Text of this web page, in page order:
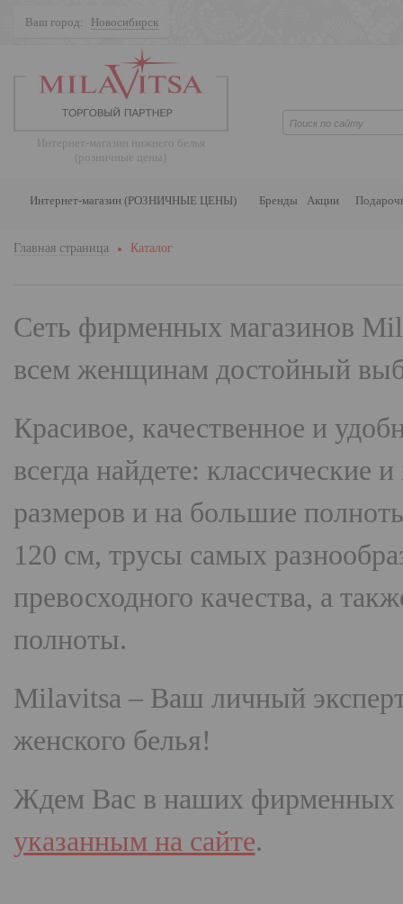
Ваш город: Новосибирск
Интернет-магазин нижнего белья
(розничные цены)
Интернет-магазин (РОЗНИЧНЫЕ ЦЕНЫ) Бренды Акции
Главная страница Каталог
Сеть фирменных магазинов
всем женщинам достойный
Красивое, качественное и
всегда найдете:
размеров и на большие
120 см, трусы самых
превосходного качества, а
полноты.
Milavitsa – Ваш личный
женского белья!
Ждем Вас в наших фирменных
указанным на сайте.